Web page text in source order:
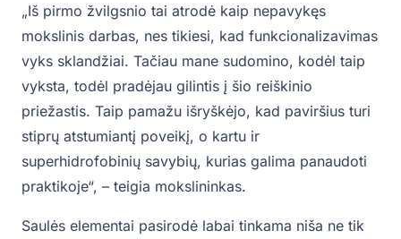
„Iš pirmo žvilgsnio tai atrodė kaip nepavykęs
mokslinis darbas, nes tikiesi, kad funkcionalizavimas
vyks sklandžiai. Tačiau mane sudomino, kodėl taip
vyksta, todėl pradėjau gilintis į šio reiškinio
priežastis. Taip pamažu išryškėjo, kad paviršius turi
stiprų atstumiantį poveikį, o kartu ir
superhidrofobinių savybių, kurias galima panaudoti
praktikoje“, – teigia mokslininkas.
Saulės elementai pasirodė labai tinkama niša ne tik